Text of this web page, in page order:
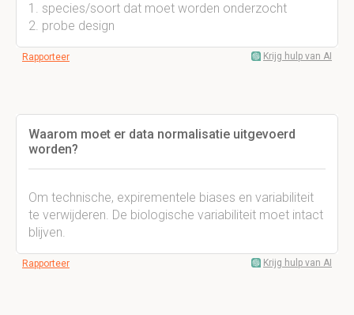
1. species/soort dat moet worden onderzocht
2. probe design
Rapporteer Krijg hulp van AI
Waarom moet er data normalisatie uitgevoerd
worden?
Om technische, expirementele biases en variabiliteit
te verwijderen. De biologische variabiliteit moet intact
blijven.
Rapporteer Krijg hulp van AI